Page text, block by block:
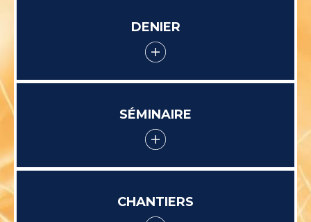
DENIER
SÉMINAIRE
CHANTIERS